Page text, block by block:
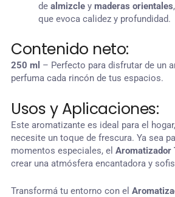
de almizcle y maderas orientales
que evoca calidez y profundidad.
Contenido neto:
250 ml – Perfecto para disfrutar de un
perfuma cada rincón de tus espacios.
Usos y Aplicaciones:
Este aromatizante es ideal para el
necesite un toque de frescura. Ya sea
momentos especiales, el Aromatizador
crear una atmósfera encantadora y
Transformá tu entorno con el